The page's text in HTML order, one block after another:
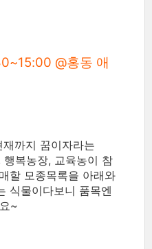
@홍동 애
까지 꿈이자라는
복농장, 교육농이 참
할 모종목록을 아래와
식물이다보니 품목엔
~